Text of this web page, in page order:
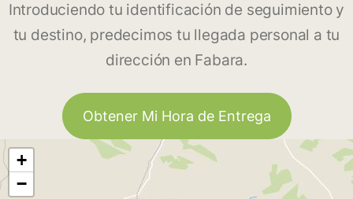
Introduciendo tu identificación de seguimiento y
tu destino, predecimos tu llegada personal a tu
dirección en Fabara.
Obtener Mi Hora de Entrega
+
−